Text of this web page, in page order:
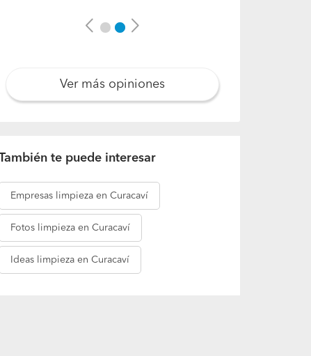
Ver más opiniones
También te puede interesar
Empresaslimpieza en Curacaví
Fotoslimpieza en Curacaví